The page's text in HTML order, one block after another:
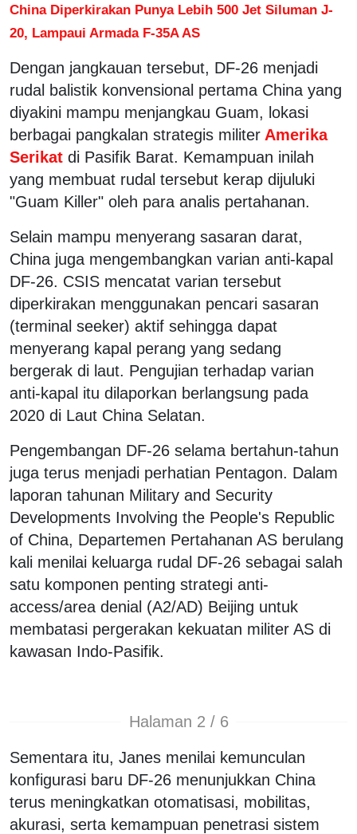
China Diperkirakan Punya Lebih 500 Jet Siluman J-
20, Lampaui Armada F-35A AS
Dengan jangkauan tersebut, DF-26 menjadi
rudal balistik konvensional pertama China yang
diyakini mampu menjangkau Guam, lokasi
berbagai pangkalan strategis militer Amerika
Serikat di Pasifik Barat. Kemampuan inilah
yang membuat rudal tersebut kerap dijuluki
"Guam Killer" oleh para analis pertahanan.
Selain mampu menyerang sasaran darat,
China juga mengembangkan varian anti-kapal
DF-26. CSIS mencatat varian tersebut
diperkirakan menggunakan pencari sasaran
(terminal seeker) aktif sehingga dapat
menyerang kapal perang yang sedang
bergerak di laut. Pengujian terhadap varian
anti-kapal itu dilaporkan berlangsung pada
2020 di Laut China Selatan.
Pengembangan DF-26 selama bertahun-tahun
juga terus menjadi perhatian Pentagon. Dalam
laporan tahunan Military and Security
Developments Involving the People's Republic
of China, Departemen Pertahanan AS berulang
kali menilai keluarga rudal DF-26 sebagai salah
satu komponen penting strategi anti-
access/area denial (A2/AD) Beijing untuk
membatasi pergerakan kekuatan militer AS di
kawasan Indo-Pasifik.
Halaman 2 / 6
Sementara itu, Janes menilai kemunculan
konfigurasi baru DF-26 menunjukkan China
terus meningkatkan otomatisasi, mobilitas,
akurasi, serta kemampuan penetrasi sistem